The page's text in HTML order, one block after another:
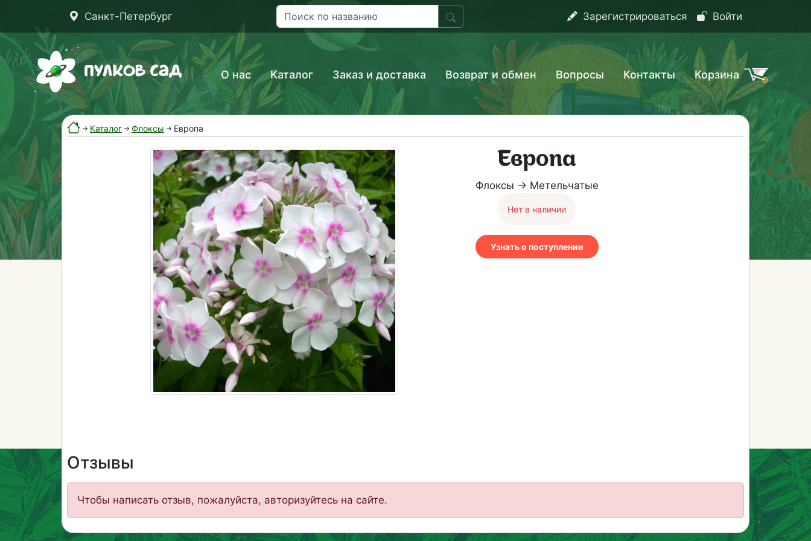
Санкт-Петербург Зарегистрироваться Войти
О нас Каталог Заказ и доставка Возврат и обмен Вопросы Контакты Корзина
Каталог Флоксы Европа
Европа
Флоксы → Метельчатые
Нет в наличии
Узнать о поступлении
Отзывы
Чтобы написать отзыв, пожалуйста, авторизуйтесь на сайте.